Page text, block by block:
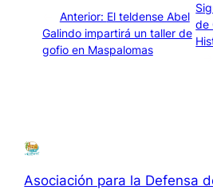
Anterior: El teldense Abel
Galindo impartirá un taller de
gofio en Maspalomas
de
Asociación para la Defensa